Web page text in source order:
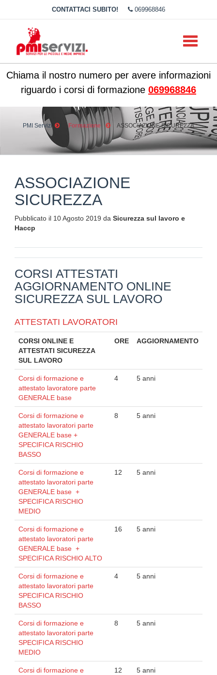
CONTATTACI SUBITO! 069968846
Toggle
Chiama il nostro numero per avere informazioni
riguardo i corsi di formazione 069968846
PMI Servizi Formazione ASSOCIAZIONE SICUREZZA
ASSOCIAZIONE
SICUREZZA
Pubblicato il 10 Agosto 2019 da Sicurezza sul lavoro e
Haccp
CORSI ATTESTATI
AGGIORNAMENTO ONLINE
SICUREZZA SUL LAVORO
ATTESTATI LAVORATORI
CORSI ONLINE E
ATTESTATI SICUREZZA
SUL LAVORO
ORE AGGIORNAMENTO
Corsi di formazione e
attestato lavoratore parte
GENERALE base
4 5 anni
Corsi di formazione e
attestato lavoratori parte
GENERALE base +
SPECIFICA RISCHIO
BASSO
8 5 anni
Corsi di formazione e
attestato lavoratori parte
GENERALE base +
SPECIFICA RISCHIO
MEDIO
12 5 anni
Corsi di formazione e
attestato lavoratori parte
GENERALE base +
SPECIFICA RISCHIO ALTO
16 5 anni
Corsi di formazione e
attestato lavoratori parte
SPECIFICA RISCHIO
BASSO
4 5 anni
Corsi di formazione e
attestato lavoratori parte
SPECIFICA RISCHIO
MEDIO
8 5 anni
Corsi di formazione e
12 5 anni